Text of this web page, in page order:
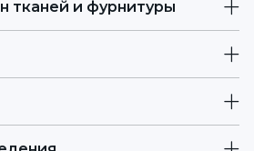
тканей и фурнитуры